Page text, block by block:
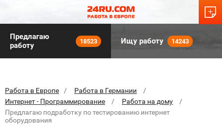
Предлагаю
работу
18523 Ищу работу 14243
Работа в Европе
Работа в Германии
Интернет - Программирование
Работа на дому
Предлагаю подработку по тестированию интернет
оборудования